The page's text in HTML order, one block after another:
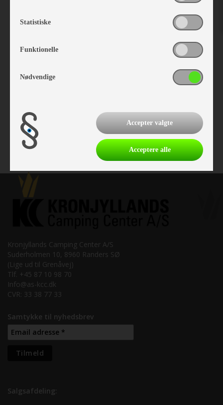
Vare nr. I900000023
kr 3.399,-
Kronjyllands Camping Center A/S
Suderholmen 10, 8960 Randers SØ
(Lige ud til Grenåvej)
Tlf. +45 87 10 98 70
Info@as-kcc.dk
CVR: 33 38 77 33
Samtykke til nyhedsbrev
Salgsafdeling:
Statistiske
Funktionelle
Nødvendige
Accepter valgte
Acceptere alle